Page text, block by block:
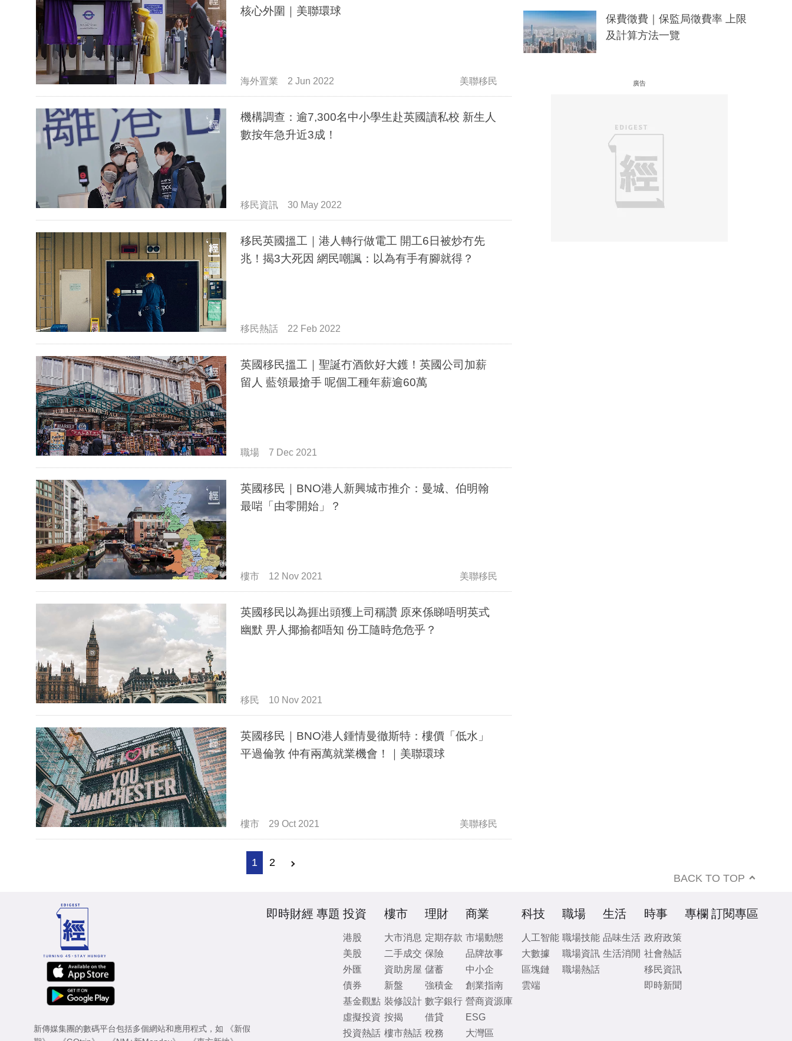
核心外圍｜美聯環球
海外置業 2 Jun 2022 美聯移民
機構調查：逾7,300名中小學生赴英國讀私校 新生人
數按年急升近3成！
移民資訊 30 May 2022
移民英國搵工｜港人轉行做電工 開工6日被炒冇先
兆！揭3大死因 網民嘲諷：以為有手有腳就得？
移民熱話 22 Feb 2022
英國移民搵工｜聖誕冇酒飲好大鑊！英國公司加薪
留人 藍領最搶手 呢個工種年薪逾60萬
職場 7 Dec 2021
英國移民｜BNO港人新興城市推介：曼城、伯明翰
最啱「由零開始」？
樓市 12 Nov 2021 美聯移民
英國移民以為捱出頭獲上司稱讚 原來係睇唔明英式
幽默 畀人揶揄都唔知 份工隨時危危乎？
移民 10 Nov 2021
英國移民｜BNO港人鍾情曼徹斯特：樓價「低水」
平過倫敦 仲有兩萬就業機會！｜美聯環球
樓市 29 Oct 2021 美聯移民
1 2
保費徵費｜保監局徵費率 上限
及計算方法一覽
廣告
BACK TO TOP
新傳媒集團的數碼平台包括多個網站和應用程式，如
《新假
即時財經 專題 投資
港股
美股
外匯
債券
基金觀點
虛擬投資
投資熱話
樓市
大市消息
二手成交
資助房屋
新盤
裝修設計
按揭
樓市熱話
理財
定期存款
保險
儲蓄
強積金
數字銀行
借貸
稅務
商業
市場動態
品牌故事
中小企
創業指南
營商資源庫
ESG
大灣區
科技
人工智能
大數據
區塊鏈
雲端
職場
職場技能
職場資訊
職場熱話
生活
品味生活
生活消閒
時事
政府政策
社會熱話
移民資訊
即時新聞
專欄 訂閱專區